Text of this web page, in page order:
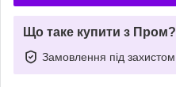
Що таке купити з Пром?
Замовлення під захистом